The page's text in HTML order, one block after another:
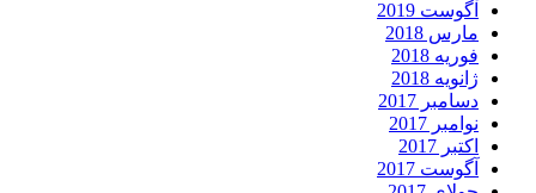
آگوست 2019
مارس 2018
فوریه 2018
ژانویه 2018
دسامبر 2017
نوامبر 2017
اکتبر 2017
آگوست 2017